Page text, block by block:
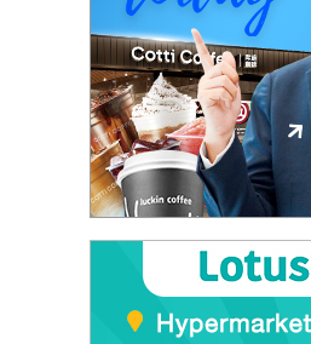
ปรึกษา
การ
ลงทุน
และ
ขยาย